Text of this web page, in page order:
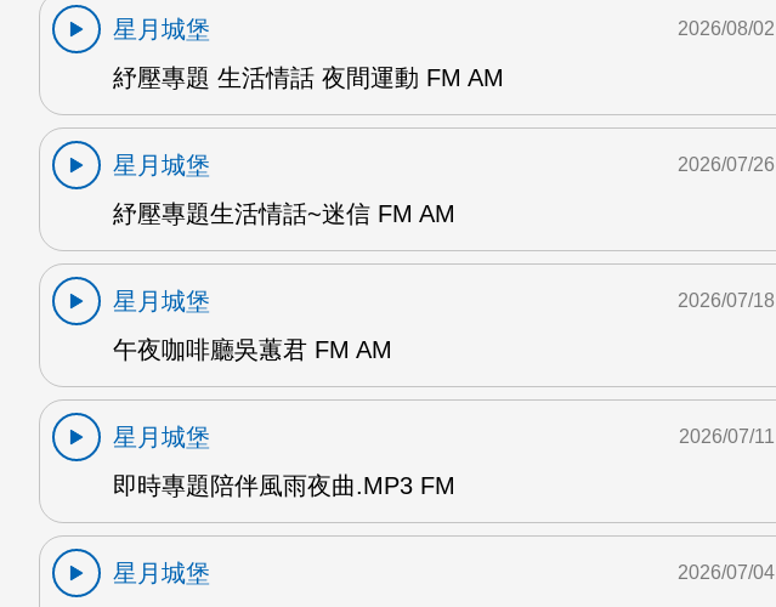
星月城堡
紓壓專題 生活情話 夜間運動 FM AM
2026/08/02
星月城堡
紓壓專題生活情話~迷信 FM AM
2026/07/26
星月城堡
午夜咖啡廳吳蕙君 FM AM
2026/07/18
星月城堡
即時專題陪伴風雨夜曲.MP3 FM
2026/07/11
星月城堡
2026/07/04